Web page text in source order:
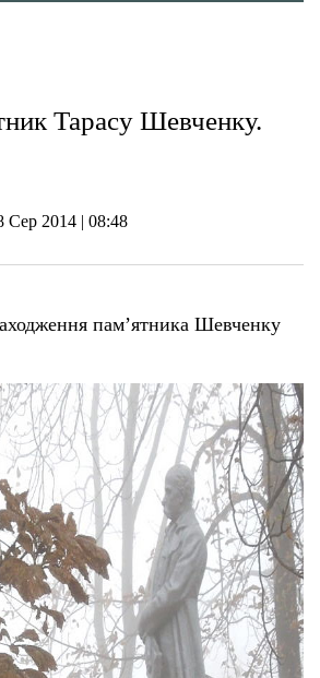
Тарасу Шевченку.
Сер 2014 | 08:48
пам’ятника Шевченку